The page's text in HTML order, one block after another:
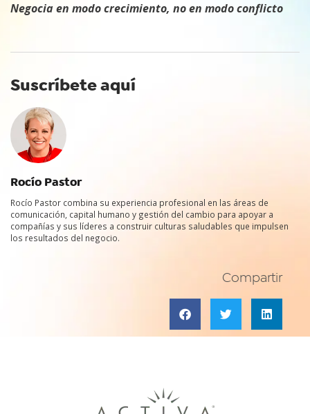
Negocia en modo crecimiento, no en modo conflicto
Suscríbete aquí
Rocío Pastor
Rocío Pastor combina su experiencia profesional en las áreas de
comunicación, capital humano y gestión del cambio para apoyar a
compañías y sus líderes a construir culturas saludables que impulsen
los resultados del negocio.
Compartir